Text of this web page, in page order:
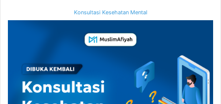
Konsultasi Kesehatan Mental